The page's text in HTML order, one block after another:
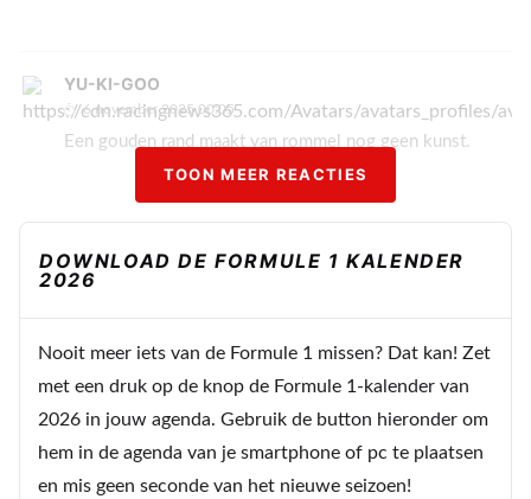
YU-KI-GOO
6 november 2025 00:05
Een gouden rand maakt van rommel nog geen kunst.
6 november 2025 11:22
Meepraten? Dat kan! Je hoeft je alleen maar aan te
melden met een RN365-account.
TOON MEER REACTIES
DOWNLOAD DE FORMULE 1 KALENDER
2026
Nooit meer iets van de Formule 1 missen? Dat kan! Zet
met een druk op de knop de Formule 1-kalender van
2026 in jouw agenda. Gebruik de button hieronder om
hem in de agenda van je smartphone of pc te plaatsen
en mis geen seconde van het nieuwe seizoen!